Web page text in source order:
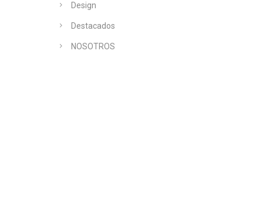
Design
Destacados
NOSOTROS